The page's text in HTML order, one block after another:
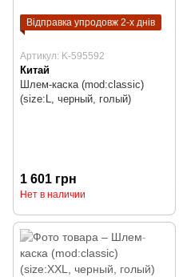
Відправка упродовж 2-х днів
Артикул: K-595592
Китай
Шлем-каска (mod:classic)
(size:L, черный, голый)
1 601 грн
Нет в наличии